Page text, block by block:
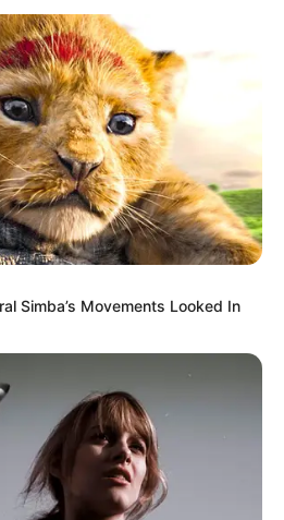
di
7 Potret
Berusia
Simba’s Movements Looked In